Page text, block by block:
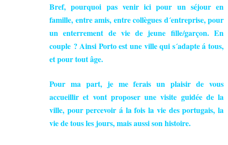
Bref, pourquoi pas venir ici pour un séjour en
famille, entre amis, entre collègues d´entreprise, pour
un enterrement de vie de jeune fille/garçon. En
couple ? Ainsi Porto est une ville qui s´adapte á tous,
et pour tout âge.
Pour ma part, je me ferais un plaisir de vous
accueillir et vont proposer une visite guidée de la
ville, pour percevoir á la fois la vie des portugais, la
vie de tous les jours, mais aussi son histoire.